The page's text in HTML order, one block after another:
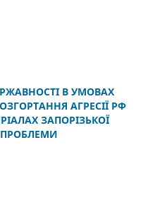
В УМОВАХ
АГРЕСІЇ РФ
ЗАПОРІЗЬКОЇ
ПРОБЛЕМИ